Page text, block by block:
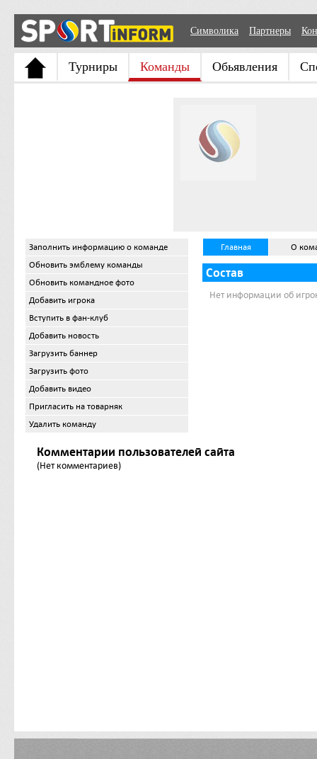
Символика Партнеры
Турниры Команды Обьявления
Заполнить информацию о команде
Обновить эмблему команды
Обновить командное фото
Добавить игрока
Вступить в фан-клуб
Добавить новость
Загрузить баннер
Загрузить фото
Добавить видео
Пригласить на товарняк
Удалить команду
Главная О
Состав
Нет информации об
Комментарии пользователей сайта
(Нет комментариев)